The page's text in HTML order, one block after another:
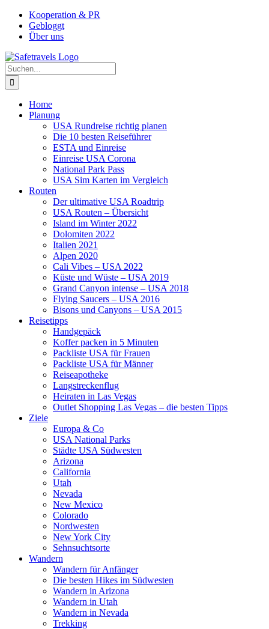
Zum
Inhalt
springen
Facebook
Instagram
YouTube
PinterestKooperation & PR
Gebloggt
Über uns
Suche
nach:
Home
Planung
USA Rundreise richtig planen
Die 10 besten Reiseführer
ESTA und Einreise
Einreise USA Corona
National Park Pass
USA Sim Karten im Vergleich
Routen
Der ultimative USA Roadtrip
USA Routen – Übersicht
Island im Winter 2022
Dolomiten 2022
Italien 2021
Alpen 2020
Cali Vibes – USA 2022
Küste und Wüste – USA 2019
Grand Canyon intense – USA 2018
Flying Saucers – USA 2016
Bisons und Canyons – USA 2015
Reisetipps
Handgepäck
Koffer packen in 5 Minuten
Packliste USA für Frauen
Packliste USA für Männer
Reiseapotheke
Langstreckenflug
Heiraten in Las Vegas
Outlet Shopping Las Vegas – die besten Tipps
Ziele
Europa & Co
USA National Parks
Städte USA Südwesten
Arizona
California
Utah
Nevada
New Mexico
Colorado
Nordwesten
New York City
Sehnsuchtsorte
Wandern
Wandern für Anfänger
Die besten Hikes im Südwesten
Wandern in Arizona
Wandern in Utah
Wandern in Nevada
Trekking